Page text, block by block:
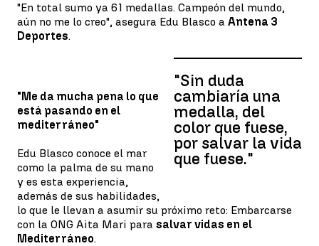
"En total sumo ya 61 medallas. Campeón del mundo,
aún no me lo creo", asegura Edu Blasco a Antena 3
Deportes.
"Sin duda
cambiaría una
medalla, del
color que fuese,
por salvar la vida
que fuese."
"Me da mucha pena lo que
está pasando en el
mediterráneo"
Edu Blasco conoce el mar
como la palma de su mano
y es esta experiencia,
además de sus habilidades,
lo que le llevan a asumir su próximo reto: Embarcarse
con la ONG Aita Mari para salvar vidas en el
Mediterráneo.